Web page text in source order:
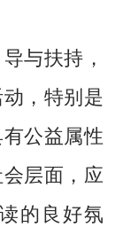
与扶持，
，特别是
公益属性
层面，应
的良好氛